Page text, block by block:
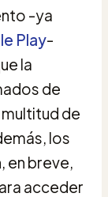
-ya
Play-
la
de
de
los
en breve,
acceder